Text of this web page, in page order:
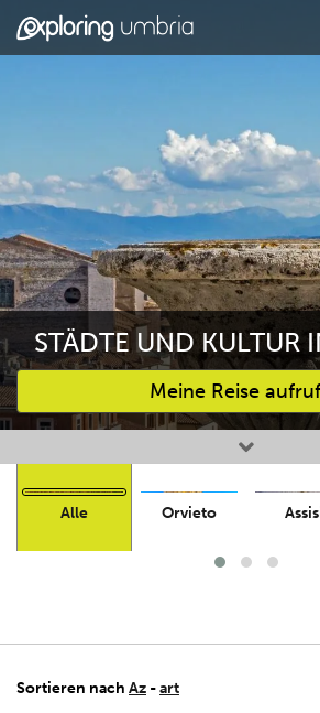
STÄDTE UND KULTUR
Meine Reise
Bevorzugte Aktivitäten
Alle Orvieto
Sortieren nach Az -art